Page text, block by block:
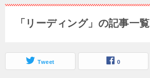
「リーディング」の記事一覧
Tweet 0